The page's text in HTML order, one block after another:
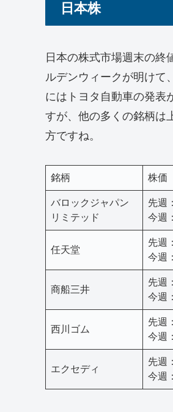
日本株
日本の株式市場週末の終
ルデンウィークが明けて
にはトヨタ自動車の発表
すが、他の多くの銘柄は
方ですね。
銘柄 株価
バロックジャパン
リミテッド
先週
今週
任天堂
先週
今週
商船三井
先週
今週
西川ゴム
先週
今週
エクセディ
先週
今週